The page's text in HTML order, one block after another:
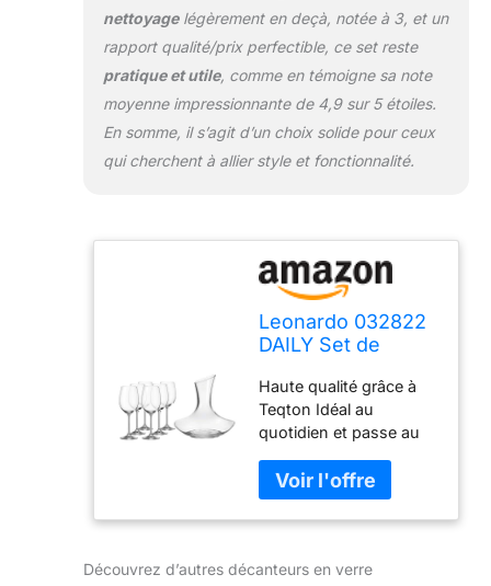
nettoyagelégèrement en deçà, notée à 3, et un
rapport qualité/prix perfectible, ce set reste
pratique et utile, comme en témoigne sa note
moyenne impressionnante de 4,9 sur 5 étoiles.
En somme, il s’agit d’un choix solide pour ceux
qui cherchent à allier style et fonctionnalité.
Leonardo 032822
DAILY Set de
verre
Haute qualité grâce à
Teqton Idéal au
quotidien et passe au
basique Capacité du
décanteur : 0,75 l (2 l
de volume plein).
verre à vin rouge 180 ml
Découvrez d’autres décanteurs en verre